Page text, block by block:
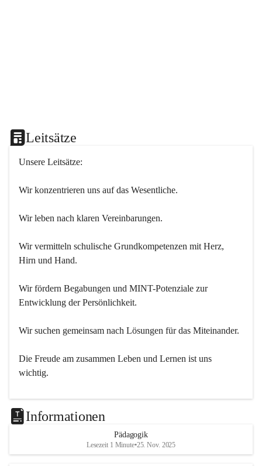
Leitsätze
Unsere Leitsätze:
Wir konzentrieren uns auf das Wesentliche.
Wir leben nach klaren Vereinbarungen.
Wir vermitteln schulische Grundkompetenzen mit Herz,
Hirn und Hand.
Wir fördern Begabungen und MINT-Potenziale zur
Entwicklung der Persönlichkeit.
Wir suchen gemeinsam nach Lösungen für das Miteinander.
Die Freude am zusammen Leben und Lernen ist uns
wichtig.
Informationen
Pädagogik
Lesezeit 1 Minute•25. Nov. 2025